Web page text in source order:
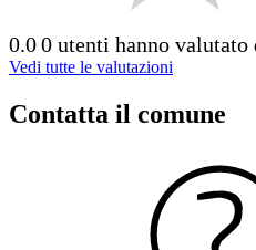
0.00 utenti hanno valutato
Vedi tutte le valutazioni
Contatta il comune